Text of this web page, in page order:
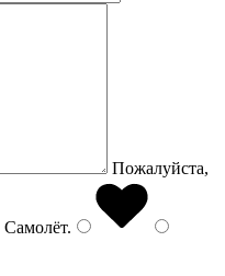
Пожалуйста,
Самолёт.